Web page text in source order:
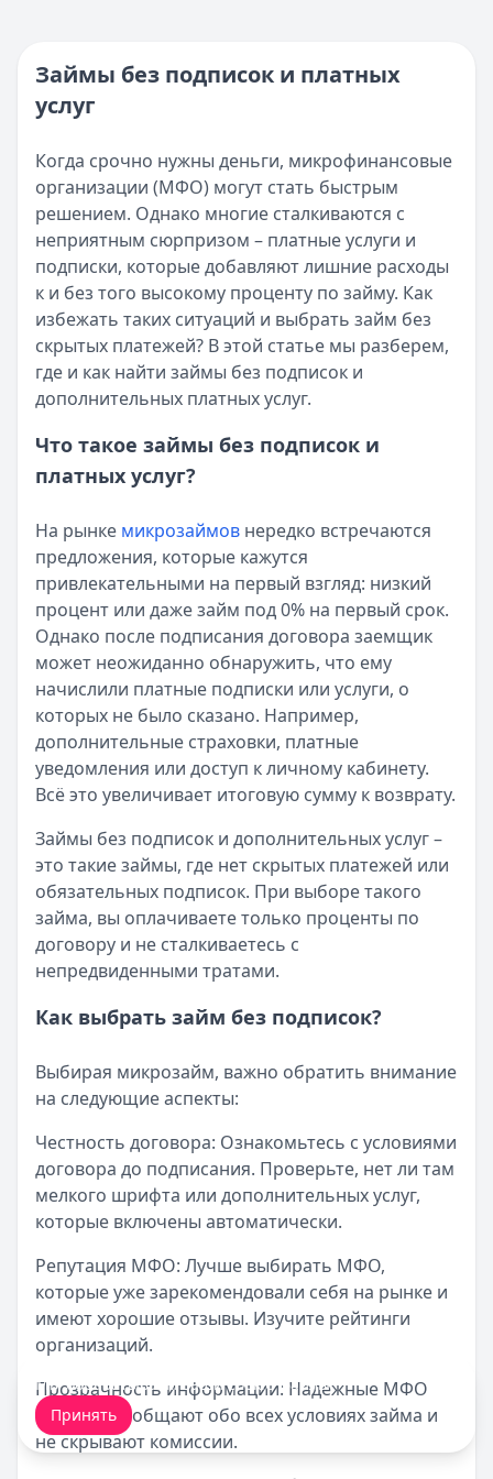
Категория:МФО и микрозаймы
Читать статью
Все статьи
Возврат переплаты в «Займере»: актуальная
Кратко:Разбираем, как вернуть переплату или
Категория:МФО
Читать новость
Срочный микрозайм 15 000 ₽ на карту: свежая
Кратко:Нужны 15 000 рублей на карту прямо сегодня?
Опубликовано:5 декабря 2025 г.
Категория: МФО
Читать новость
Рекордный рост доли клиентов МФО с iPhone: что
Кратко: В III квартале 2025 года владельцы iPhone
Опубликовано:5 декабря 2025 г.
Читать новость
57 сервисов микрозаймов через Госуслуги: где
Опубликовано:23 ноября 2025 г.
Категория:МФО
Читать новость
Смс о «одобренном займе» от Bigmani Ru: как
Кратко:Пришло СМС об одобрении займа от Bigmani
Опубликовано:23 ноября 2025 г.
Категория:МФО
Читать новость
Все новости
Займы без подписок и платных
услуг
Когда срочно нужны деньги, микрофинансовые
организации (МФО) могут стать быстрым
решением. Однако многие сталкиваются с
неприятным сюрпризом – платные услуги и
подписки, которые добавляют лишние расходы
к и без того высокому проценту по займу. Как
избежать таких ситуаций и выбрать займ без
скрытых платежей? В этой статье мы разберем,
где и как найти займы без подписок и
дополнительных платных услуг.
Что такое займы без подписок и
платных услуг?
На рынке микрозаймов нередко встречаются
предложения, которые кажутся
привлекательными на первый взгляд: низкий
процент или даже займ под 0% на первый срок.
Однако после подписания договора заемщик
может неожиданно обнаружить, что ему
начислили платные подписки или услуги, о
которых не было сказано. Например,
дополнительные страховки, платные
уведомления или доступ к личному кабинету.
Всё это увеличивает итоговую сумму к возврату.
Займы без подписок и дополнительных услуг –
это такие займы, где нет скрытых платежей или
обязательных подписок. При выборе такого
займа, вы оплачиваете только проценты по
договору и не сталкиваетесь с
непредвиденными тратами.
Как выбрать займ без подписок?
Выбирая микрозайм, важно обратить внимание
на следующие аспекты:
Честность договора: Ознакомьтесь с условиями
договора до подписания. Проверьте, нет ли там
мелкого шрифта или дополнительных услуг,
которые включены автоматически.
Репутация МФО: Лучше выбирать МФО,
которые уже зарекомендовали себя на рынке и
имеют хорошие отзывы. Изучите рейтинги
организаций.
Прозрачность информации: Надежные МФО
открыто сообщают обо всех условиях займа и
не скрывают комиссии.
Мы обрабатываем ваши cookie-файлы.
Принять